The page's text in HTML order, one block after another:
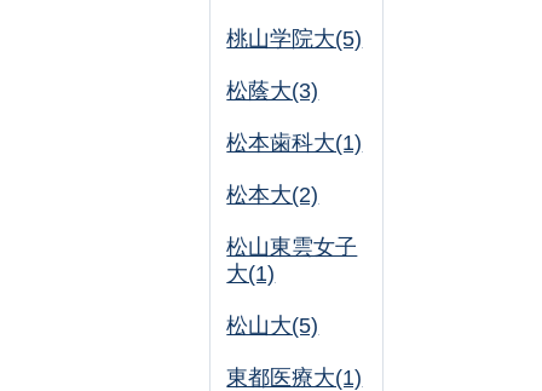
桃山学院大(5)
松蔭大(3)
松本歯科大(1)
松本大(2)
松山東雲女子
大(1)
松山大(5)
東都医療大(1)